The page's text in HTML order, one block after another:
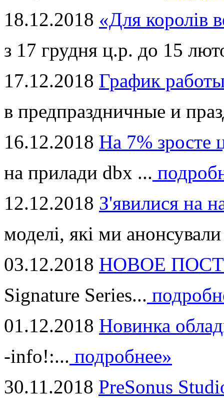
18.12.2018 «Для королів
з 17 грудня ц.р. до 15
17.12.2018 График
в предпраздничные и
16.12.2018 На 7% зросте
на прилади dbx ...
12.12.2018 З'явилися на
моделі, які ми
03.12.2018 НОВОЕ
Signature Series...
01.12.2018 Новинка
-info!:... подробнее»
30.11.2018 PreSonus